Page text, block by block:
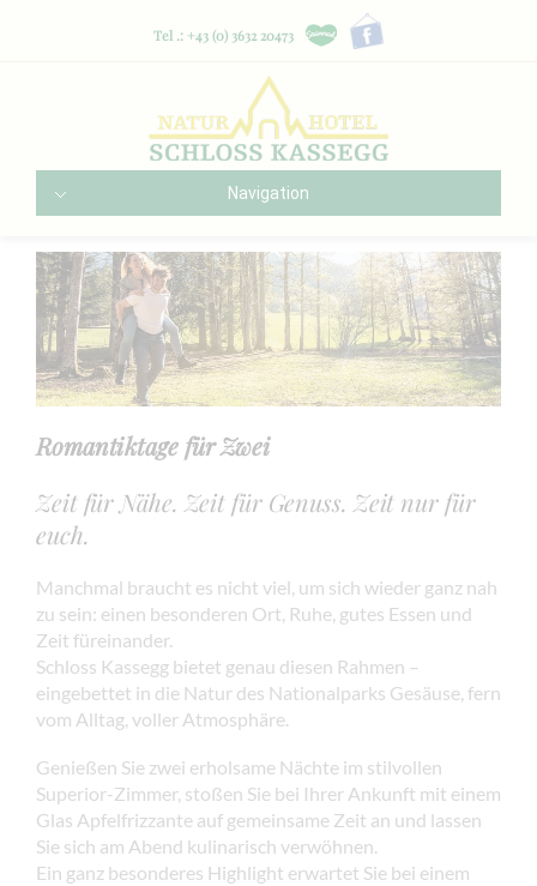
Tel .: +43 (0) 3632 20473
Navigation
Romantiktage für Zwei
Zeit für Nähe. Zeit für Genuss. Zeit nur für
euch.
Manchmal braucht es nicht viel, um sich wieder ganz nah
zu sein: einen besonderen Ort, Ruhe, gutes Essen und
Zeit füreinander.
Schloss Kassegg bietet genau diesen Rahmen –
eingebettet in die Natur des Nationalparks Gesäuse, fern
vom Alltag, voller Atmosphäre.
Genießen Sie zwei erholsame Nächte im stilvollen
Superior-Zimmer, stoßen Sie bei Ihrer Ankunft mit einem
Glas Apfelfrizzante auf gemeinsame Zeit an und lassen
Sie sich am Abend kulinarisch verwöhnen.
Ein ganz besonderes Highlight erwartet Sie bei einem